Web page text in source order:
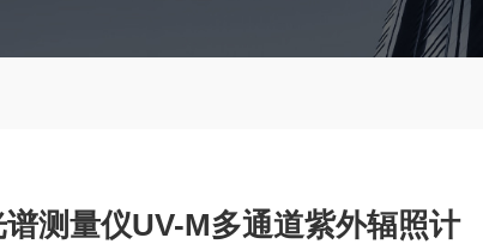
测量仪UV-M多通道紫外辐照计